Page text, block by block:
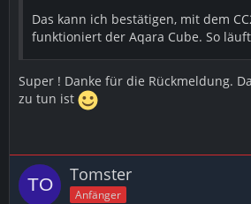
Das kann ich bestätigen, mit dem
funktioniert der Aqara Cube. So
Super ! Danke für die Rückmeldung.
zu tun ist
Tomster
Anfänger